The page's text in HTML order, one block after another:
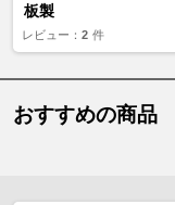
板製
レビュー： 2 件
おすすめの商品